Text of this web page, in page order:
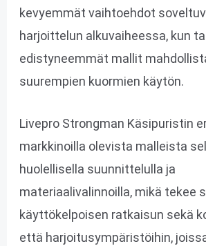
kevyemmät vaihtoehdot
harjoittelun alkuvaiheessa, kun
edistyneemmät mallit
suurempien kuormien käytön.
Livepro Strongman Käsipuristin
markkinoilla olevista malleista
huolellisella suunnittelulla ja
materiaalivalinnoilla, mikä tekee
käyttökelpoisen ratkaisun sekä
että harjoitusympäristöihin,